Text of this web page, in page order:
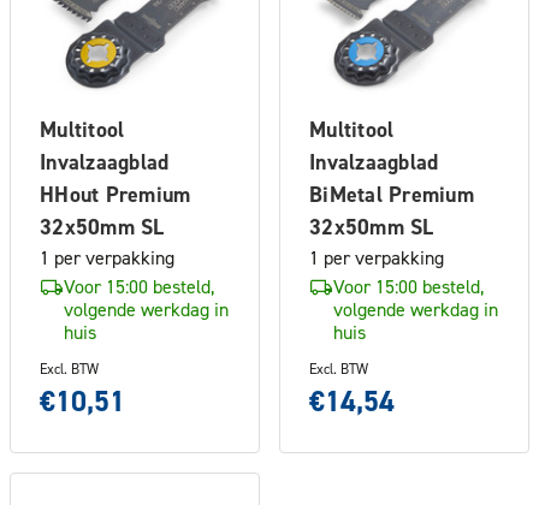
Multitool
Invalzaagblad
HHout Premium
32x50mm SL
1 per verpakking
Voor 15:00 besteld,
volgende werkdag in
huis
Excl. BTW
€10,51
Multitool
Invalzaagblad
BiMetal Premium
32x50mm SL
1 per verpakking
Voor 15:00 besteld,
volgende werkdag in
huis
Excl. BTW
€14,54